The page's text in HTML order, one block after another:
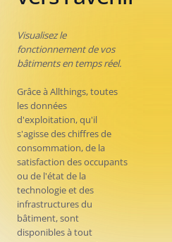
Visualisez le
fonctionnement de vos
bâtiments en temps réel.
Grâce à Allthings, toutes
les données
d'exploitation, qu'il
s'agisse des chiffres de
consommation, de la
satisfaction des occupants
ou de l'état de la
technologie et des
infrastructures du
bâtiment, sont
disponibles à tout